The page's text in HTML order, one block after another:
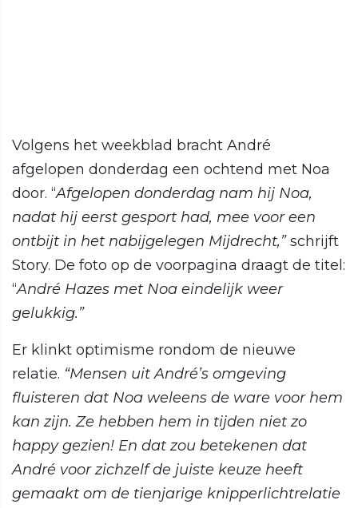
Volgens het weekblad bracht André
afgelopen donderdag een ochtend met Noa
door. “Afgelopen donderdag nam hij Noa,
nadat hij eerst gesport had, mee voor een
ontbijt in het nabijgelegen Mijdrecht,”schrijft
Story. De foto op de voorpagina draagt de titel:
“André Hazes met Noa eindelijk weer
gelukkig.”
Er klinkt optimisme rondom de nieuwe
relatie. “Mensen uit André’s omgeving
fluisteren dat Noa weleens de ware voor hem
kan zijn. Ze hebben hem in tijden niet zo
happy gezien! En dat zou betekenen dat
André voor zichzelf de juiste keuze heeft
gemaakt om de tienjarige knipperlichtrelatie